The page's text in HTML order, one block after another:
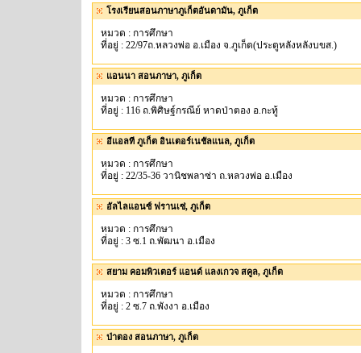
โรงเรียนสอนภาษาภูเก็ตอันดามัน, ภูเก็ต
หมวด : การศึกษา
ที่อยู่ : 22/97ถ.หลวงพ่อ อ.เมือง จ.ภูเก็ต(ประตูหลังหลังบขส.)
แอนนา สอนภาษา, ภูเก็ต
หมวด : การศึกษา
ที่อยู่ : 116 ถ.พิศิษฐ์กรณีย์ หาดป่าตอง อ.กะทู้
อีแอลที ภูเก็ต อินเตอร์เนชัลแนล, ภูเก็ต
หมวด : การศึกษา
ที่อยู่ : 22/35-36 วานิชพลาซ่า ถ.หลวงพ่อ อ.เมือง
อัลไลแอนซ์ ฟรานเซ่, ภูเก็ต
หมวด : การศึกษา
ที่อยู่ : 3 ซ.1 ถ.พัฒนา อ.เมือง
สยาม คอมพิวเตอร์ แอนด์ แลงเกวจ สคูล, ภูเก็ต
หมวด : การศึกษา
ที่อยู่ : 2 ซ.7 ถ.พังงา อ.เมือง
ป่าตอง สอนภาษา, ภูเก็ต